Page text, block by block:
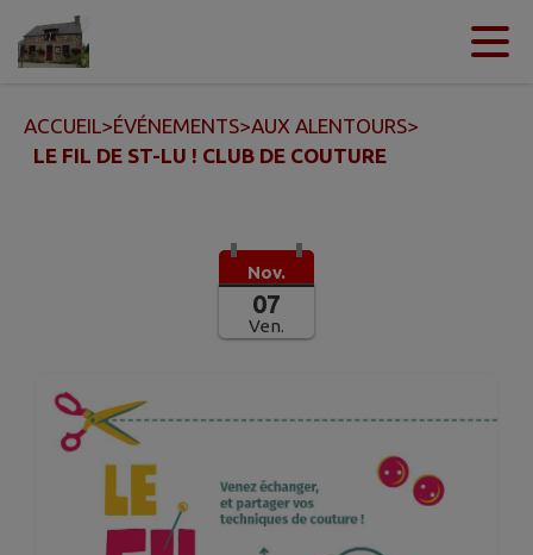
Contenu
ACCUEIL>ÉVÉNEMENTS>AUX ALENTOURS>
LE FIL DE ST-LU ! CLUB DE COUTURE
Nov.
07
Ven.